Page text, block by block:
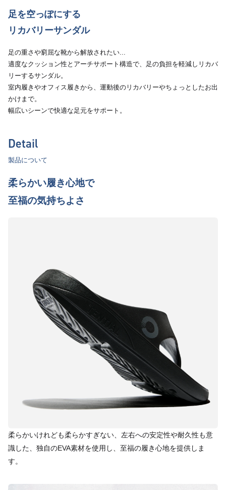
足を空っぽにする
リカバリーサンダル
足の重さや窮屈な靴から解放されたい...
適度なクッション性とアーチサポート構造で、足の負担を軽減しリカバ
リーするサンダル。
室内履きやオフィス履きから、運動後のリカバリーやちょっとしたお出
かけまで。
幅広いシーンで快適な足元をサポート。
Detail
製品について
柔らかい履き心地で
至福の気持ちよさ
柔らかいけれども柔らかすぎない、左右への安定性や耐久性も意
識した、独自のEVA素材を使用し、至福の履き心地を提供しま
す。